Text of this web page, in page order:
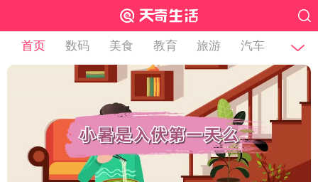
首页 数码 美食 教育 旅游 汽车